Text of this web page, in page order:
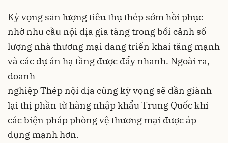
Kỳ vọng sản lượng tiêu thụ thép sớm hồi phục
nhờ nhu cầu nội địa gia tăng trong bối cảnh số
lượng nhà thương mại đang triển khai tăng mạnh
và các dự án hạ tầng được đẩy nhanh. Ngoài ra,
doanh
nghiệp Thép nội địa cũng kỳ vọng sẽ dần giành
lại thị phần từ hàng nhập khẩu Trung Quốc khi
các biện pháp phòng vệ thương mại được áp
dụng mạnh hơn.